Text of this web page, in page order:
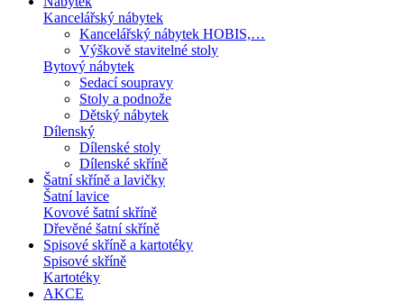
Kancelářský nábytek
Kancelářský nábytek HOBIS,…
Výškově stavitelné stoly
Bytový nábytek
Sedací soupravy
Stoly a podnože
Dětský nábytek
Dílenský
Dílenské stoly
Dílenské skříně
Šatní skříně a lavičky
Šatní lavice
Kovové šatní skříně
Dřevěné šatní skříně
Spisové skříně a kartotéky
Spisové skříně
Kartotéky
AKCE